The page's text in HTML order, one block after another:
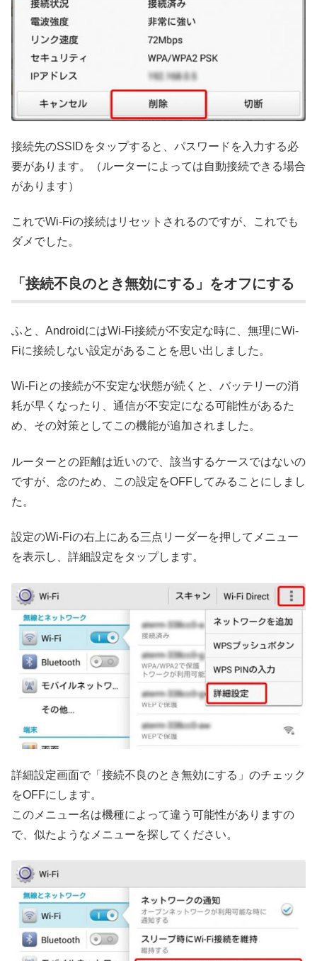
接続先のSSIDをタップすると、パスワードを入力する必
要があります。（ルーターによっては自動接続できる場合
があります）
これでWi-Fiの接続はリセットされるのですが、これでも
ダメでした。
「接続不良のとき無効にする」をオフにする
ふと、AndroidにはWi-Fi接続が不安定な時に、無理にWi-
Fiに接続しない設定があることを思い出しました。
Wi-Fiとの接続が不安定な状態が続くと、バッテリーの消
耗が早くなったり、通信が不安定になる可能性があるた
め、その対策としてこの機能が追加されました。
ルーターとの距離は近いので、該当するケースではないの
ですが、念のため、この設定をOFFしてみることにしまし
た。
設定のWi-Fiの右上にある三点リーダーを押してメニュー
を表示し、詳細設定をタップします。
詳細設定画面で「接続不良のとき無効にする」のチェック
をOFFにします。
このメニュー名は機種によって違う可能性がありますの
で、似たようなメニューを探してください。